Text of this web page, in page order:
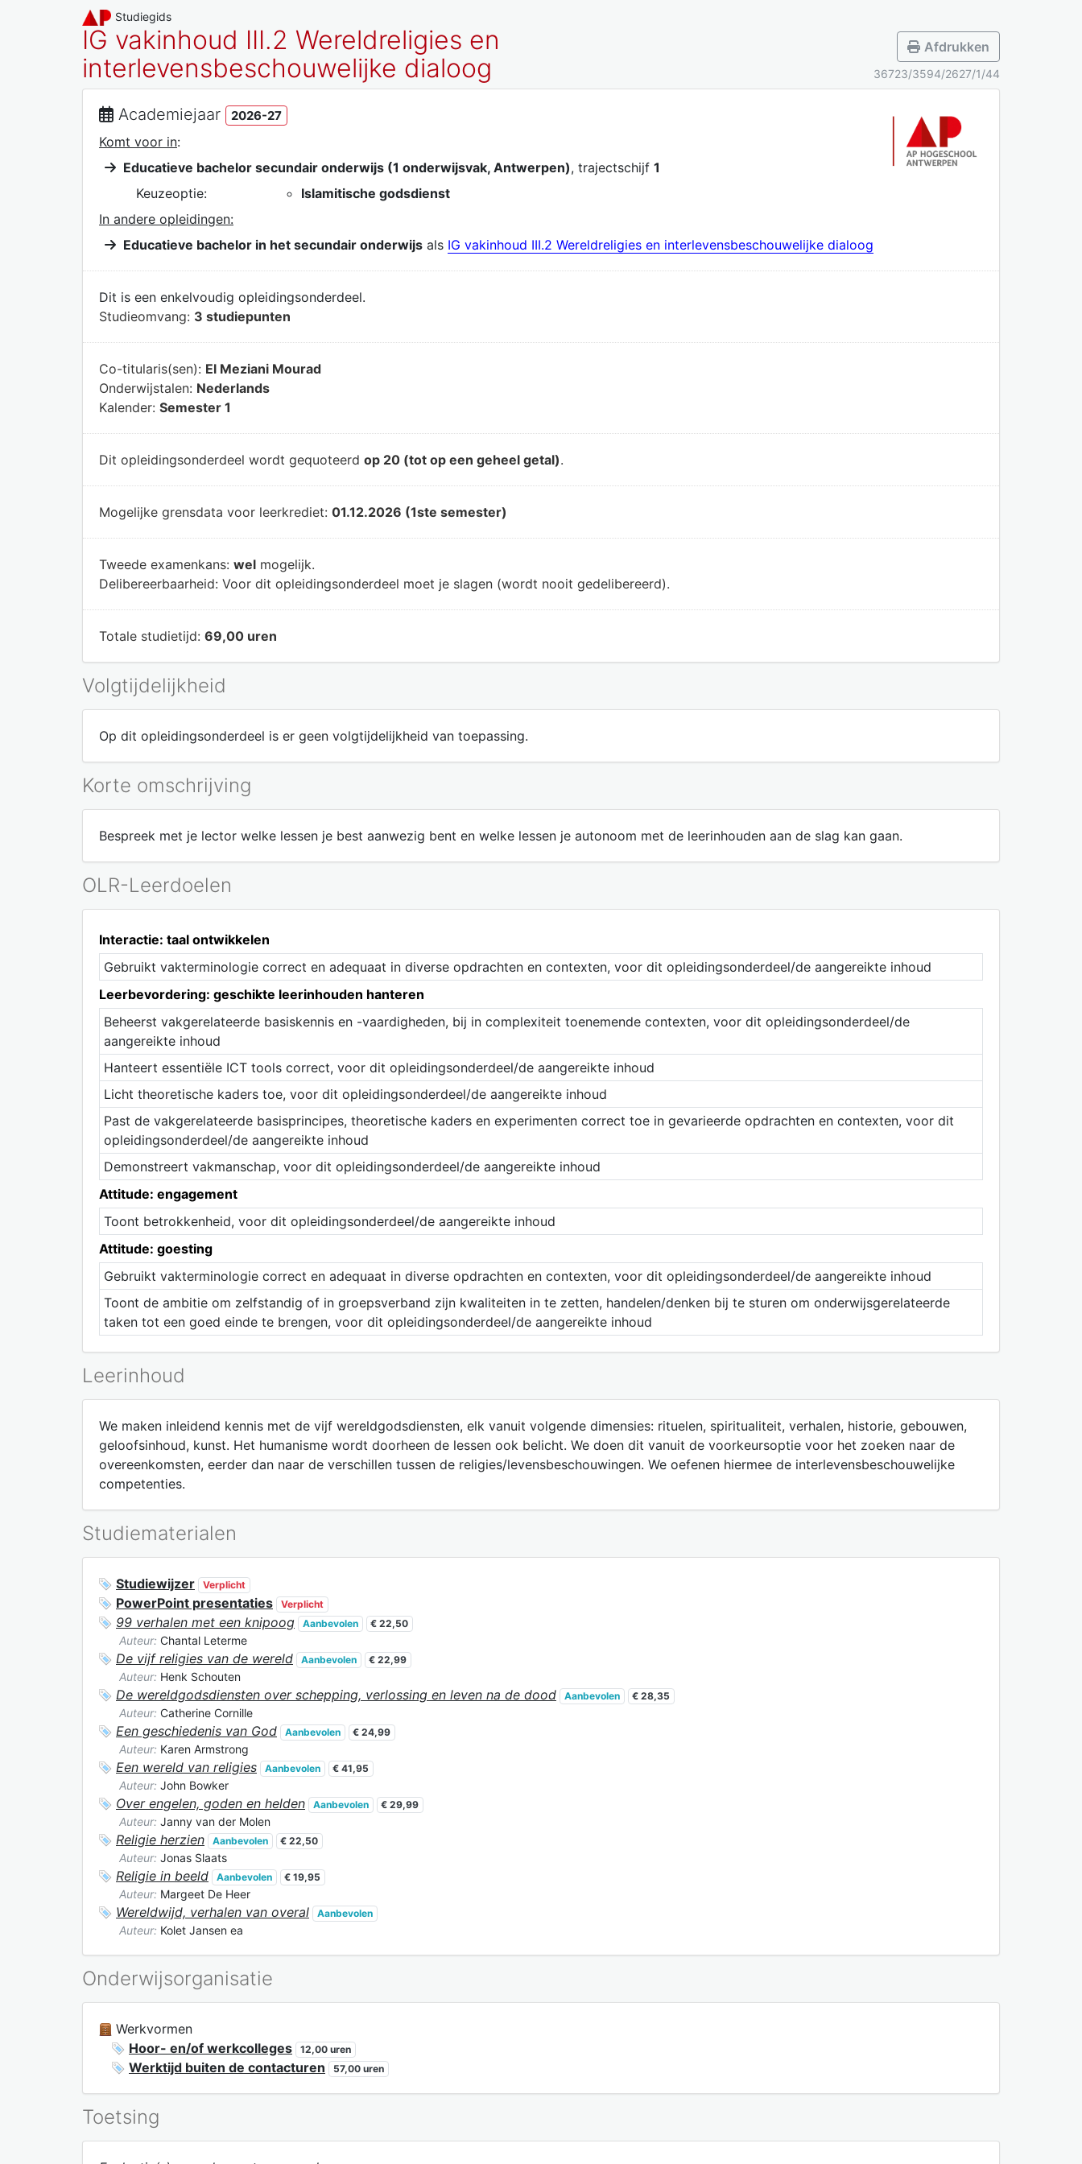
Studiegids
IG vakinhoud III.2 Wereldreligies en
interlevensbeschouwelijke dialoog
Afdrukken
36723/3594/2627/1/44
Academiejaar 2026-27
Komt voor in:
Educatieve bachelor secundair onderwijs (1 onderwijsvak, Antwerpen), trajectschijf 1
Keuzeoptie:
Islamitische godsdienst
In andere opleidingen:
Educatieve bachelor in het secundair onderwijs als IG vakinhoud III.2 Wereldreligies en interlevensbeschouwelijke dialoog
Dit is een enkelvoudig opleidingsonderdeel.
Studieomvang: 3 studiepunten
Co-titularis(sen): El Meziani Mourad
Onderwijstalen: Nederlands
Kalender: Semester 1
Dit opleidingsonderdeel wordt gequoteerd op 20 (tot op een geheel getal).
Mogelijke grensdata voor leerkrediet: 01.12.2026 (1ste semester)
Tweede examenkans: wel mogelijk.
Delibereerbaarheid: Voor dit opleidingsonderdeel moet je slagen (wordt nooit gedelibereerd).
Totale studietijd: 69,00 uren
Volgtijdelijkheid
Op dit opleidingsonderdeel is er geen volgtijdelijkheid van toepassing.
Korte omschrijving
Bespreek met je lector welke lessen je best aanwezig bent en welke lessen je autonoom met de leerinhouden aan de slag kan gaan.
OLR-Leerdoelen
Interactie: taal ontwikkelen
Gebruikt vakterminologie correct en adequaat in diverse opdrachten en contexten, voor dit opleidingsonderdeel/de aangereikte inhoud
Leerbevordering: geschikte leerinhouden hanteren
Beheerst vakgerelateerde basiskennis en -vaardigheden, bij in complexiteit toenemende contexten, voor dit opleidingsonderdeel/de
aangereikte inhoud
Hanteert essentiële ICT tools correct, voor dit opleidingsonderdeel/de aangereikte inhoud
Licht theoretische kaders toe, voor dit opleidingsonderdeel/de aangereikte inhoud
Past de vakgerelateerde basisprincipes, theoretische kaders en experimenten correct toe in gevarieerde opdrachten en contexten, voor dit
opleidingsonderdeel/de aangereikte inhoud
Demonstreert vakmanschap, voor dit opleidingsonderdeel/de aangereikte inhoud
Attitude: engagement
Toont betrokkenheid, voor dit opleidingsonderdeel/de aangereikte inhoud
Attitude: goesting
Gebruikt vakterminologie correct en adequaat in diverse opdrachten en contexten, voor dit opleidingsonderdeel/de aangereikte inhoud
Toont de ambitie om zelfstandig of in groepsverband zijn kwaliteiten in te zetten, handelen/denken bij te sturen om onderwijsgerelateerde
taken tot een goed einde te brengen, voor dit opleidingsonderdeel/de aangereikte inhoud
Leerinhoud
We maken inleidend kennis met de vijf wereldgodsdiensten, elk vanuit volgende dimensies: rituelen, spiritualiteit, verhalen, historie, gebouwen,
geloofsinhoud, kunst. Het humanisme wordt doorheen de lessen ook belicht. We doen dit vanuit de voorkeursoptie voor het zoeken naar de
overeenkomsten, eerder dan naar de verschillen tussen de religies/levensbeschouwingen. We oefenen hiermee de interlevensbeschouwelijke
competenties.
Studiematerialen
Studiewijzer Verplicht
PowerPoint presentaties Verplicht
99 verhalen met een knipoog Aanbevolen € 22,50
Auteur: Chantal Leterme
De vijf religies van de wereld Aanbevolen € 22,99
Auteur: Henk Schouten
De wereldgodsdiensten over schepping, verlossing en leven na de dood Aanbevolen € 28,35
Auteur: Catherine Cornille
Een geschiedenis van God Aanbevolen € 24,99
Auteur: Karen Armstrong
Een wereld van religies Aanbevolen € 41,95
Auteur: John Bowker
Over engelen, goden en helden Aanbevolen € 29,99
Auteur: Janny van der Molen
Religie herzien Aanbevolen € 22,50
Auteur: Jonas Slaats
Religie in beeld Aanbevolen € 19,95
Auteur: Margeet De Heer
Wereldwijd, verhalen van overal Aanbevolen
Auteur: Kolet Jansen ea
Onderwijsorganisatie
Werkvormen
Hoor- en/of werkcolleges
12,00 uren
Werktijd buiten de contacturen 57,00 uren
Toetsing